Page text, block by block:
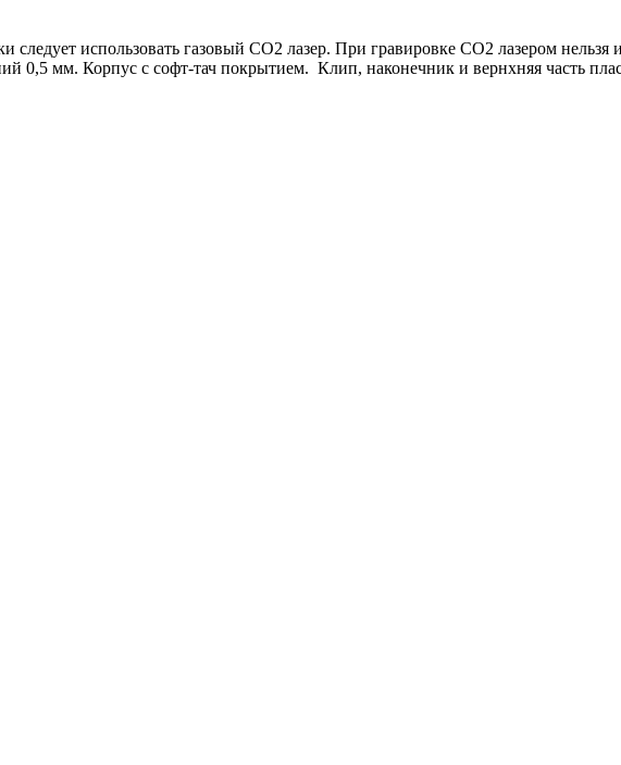
следует использовать газовый СО2 лазер. При гравировке СО2 лазером
0,5 мм. Корпус с софт-тач покрытием. Клип, наконечник и вернхняя часть